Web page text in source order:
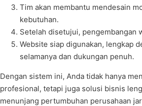
Tim akan membantu mendesain
kebutuhan.
Setelah disetujui, pengembangan
Website siap digunakan, lengkap
selamanya dan dukungan penuh.
Dengan sistem ini, Anda tidak hanya
profesional, tetapi juga solusi bisnis
menunjang pertumbuhan perusahaan